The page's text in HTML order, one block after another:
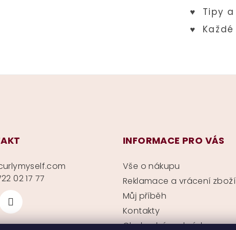
02 17 77
INFORMACE PRO VÁS
Vše o nákupu
Reklamace a vrácení zboží
Můj příběh
Kontakty
Obchodní podmínky